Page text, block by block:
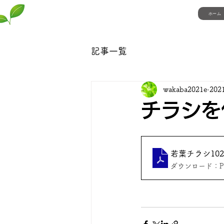
ホーム
記事一覧
チラシ
wakaba2021e
若葉チラシ
ダウンロード：